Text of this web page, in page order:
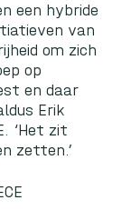
een hybride
van
om zich
op
en daar
Erik
‘Het zit
zetten.’